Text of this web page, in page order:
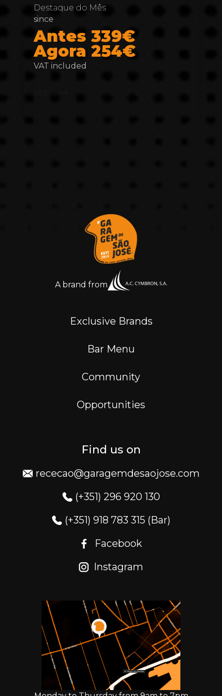
Destaque do Mês
since
Antes 339€
Agora 254€
VAT included
A brand from
Exclusive Brands
Bar Menu
Community
Opportunities
Find us on
rececao@garagemdesaojose.com
(+351) 296 920 130
(+351) 918 783 315 (Bar)
Facebook
Instagram